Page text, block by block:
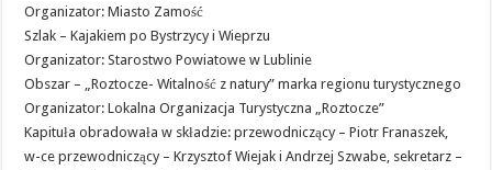
Organizator: Miasto Zamość
Szlak – Kajakiem po Bystrzycy i Wieprzu
Organizator: Starostwo Powiatowe w Lublinie
Obszar – „Roztocze- Witalność z natury” marka regionu turystycznego
Organizator: Lokalna Organizacja Turystyczna „Roztocze”
Kapituła obradowała w składzie: przewodniczący – Piotr Franaszek,
w-ce przewodniczący – Krzysztof Wiejak i Andrzej Szwabe, sekretarz –